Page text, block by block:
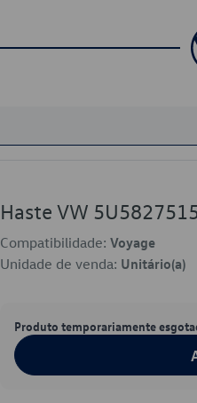
Haste VW
Compatibilidade: Voyage
Unidade de venda: Unitário(a)
Produto temporariamente